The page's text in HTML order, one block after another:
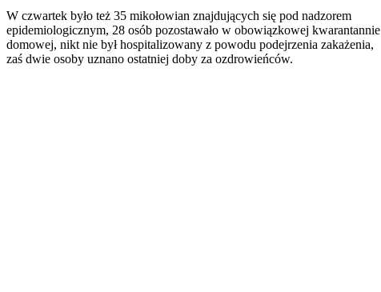
W czwartek było też 35 mikołowian znajdujących się pod nadzorem
epidemiologicznym, 28 osób pozostawało w obowiązkowej kwarantannie
domowej, nikt nie był hospitalizowany z powodu podejrzenia zakażenia,
zaś dwie osoby uznano ostatniej doby za ozdrowieńców.